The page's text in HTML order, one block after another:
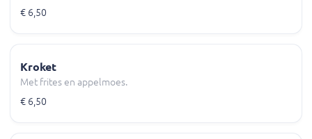
€ 6,50
Kroket
Met frites en appelmoes.
€ 6,50